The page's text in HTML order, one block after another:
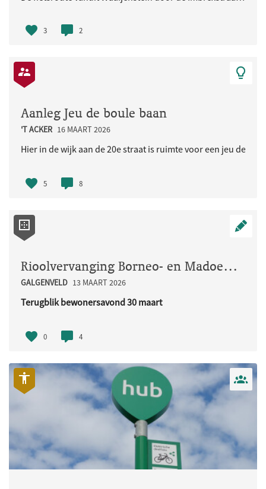
3 2
Aanleg Jeu de boule baan
'T ACKER 16 MAART 2026
Hier in de wijk aan de 20e straat is ruimte voor een jeu de
5 8
Rioolvervanging Borneo- en Madoerastraat
GALGENVELD 13 MAART 2026
Terugblik bewonersavond 30 maart
0 4